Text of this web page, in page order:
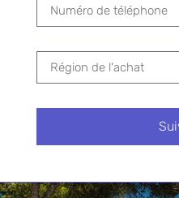
l’acte de vente devant
de «Escritura de
officialise le transfert de
vérifiera que toutes les
l’acheteur dispose des
signé, l’acte de vente